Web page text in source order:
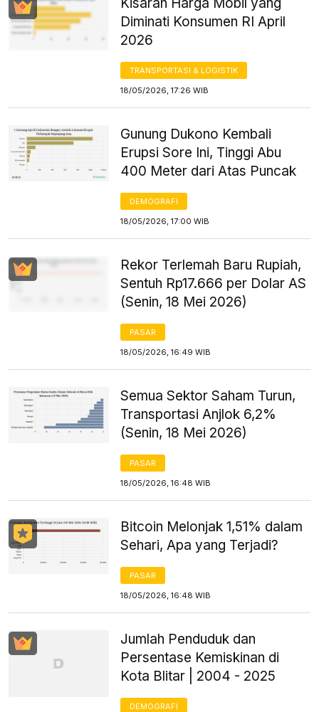
Diminati Konsumen RI April
2026
TRANSPORTASI & LOGISTIK
18/05/2026, 17:26 WIB
Gunung Dukono Kembali
Erupsi Sore Ini, Tinggi Abu
400 Meter dari Atas Puncak
DEMOGRAFI
18/05/2026, 17:00 WIB
Rekor Terlemah Baru Rupiah,
Sentuh Rp17.666 per Dolar AS
(Senin, 18 Mei 2026)
PASAR
18/05/2026, 16:49 WIB
Semua Sektor Saham Turun,
Transportasi Anjlok 6,2%
(Senin, 18 Mei 2026)
PASAR
18/05/2026, 16:48 WIB
Bitcoin Melonjak 1,51% dalam
Sehari, Apa yang Terjadi?
PASAR
18/05/2026, 16:48 WIB
Jumlah Penduduk dan
Persentase Kemiskinan di
Kota Blitar | 2004 - 2025
DEMOGRAFI